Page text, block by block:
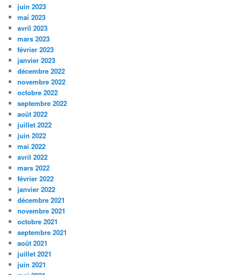
juin 2023
mai 2023
avril 2023
mars 2023
février 2023
janvier 2023
décembre 2022
novembre 2022
octobre 2022
septembre 2022
août 2022
juillet 2022
juin 2022
mai 2022
avril 2022
mars 2022
février 2022
janvier 2022
décembre 2021
novembre 2021
octobre 2021
septembre 2021
août 2021
juillet 2021
juin 2021